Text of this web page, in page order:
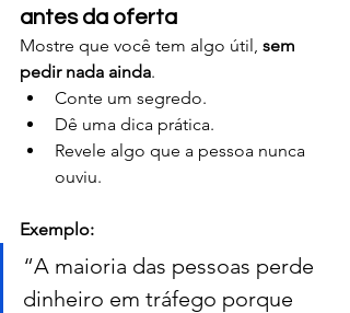
antes da oferta
Mostre que você tem algo útil, sem
pedir nada ainda.
Conte um segredo.
Dê uma dica prática.
Revele algo que a pessoa nunca
ouviu.
Exemplo:
“A maioria das pessoas perde
dinheiro em tráfego porque